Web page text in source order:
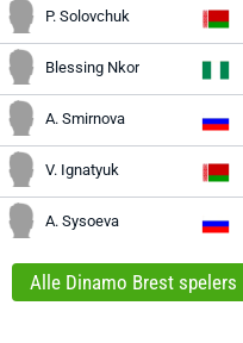
P. Solovchuk
Blessing Nkor
A. Smirnova
V. Ignatyuk
A. Sysoeva
Alle Dinamo Brest spelers